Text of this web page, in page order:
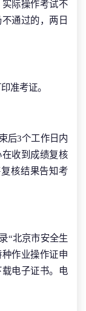
际操作考试不
通过的，两日
准考证。
后3个工作日内
收到成绩复核
核结果告知考
“北京市安全生
作业操作证申
电子证书。电